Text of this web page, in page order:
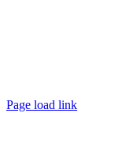
Page load link